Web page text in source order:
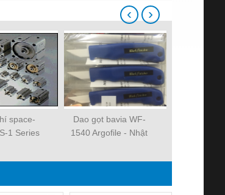
space-
1 Series
Dao gọt bavia WF-
1540 Argofile - Nhật
‹ ›